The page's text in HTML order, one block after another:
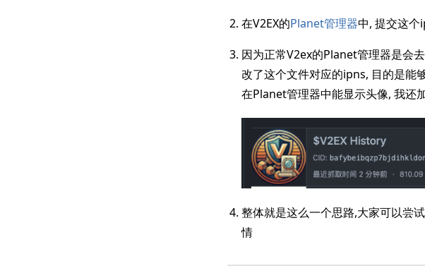
在V2EX的Planet管理器中, 提交这个
因为正常V2ex的Planet管理器是会
改了这个文件对应的ipns, 目的是能
在Planet管理器中能显示头像, 我还
整体就是这么一个思路,大家可以尝
情